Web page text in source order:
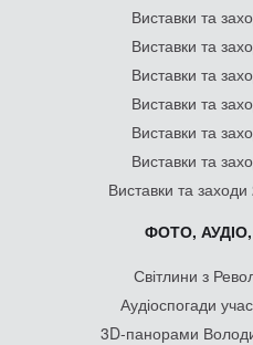
Виставки та
Виставки та
Виставки та
Виставки та
Виставки та
Виставки та
Виставки та
ФОТО, АУДІО,
Світлини з
Аудіоспогади
3D-панорами